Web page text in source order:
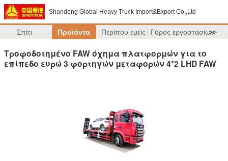
Shandong Global Heavy Truck Import&Export Co.,Ltd
Σπίτι Προϊόντα Περίπου εμείς Γύρος εργοστασίων
>>
Τροφοδοτημένο FAW όχημα πλατφορμών για το
επίπεδο ευρώ 3 φορτηγών μεταφορών 4*2 LHD FAW